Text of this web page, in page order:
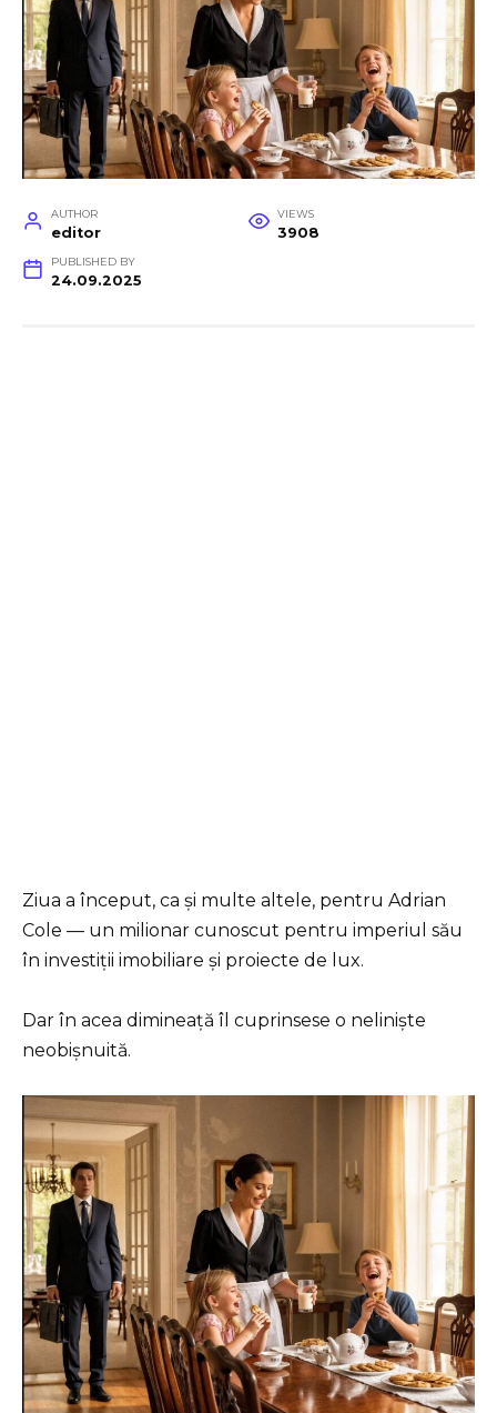
AUTHOR
editor
VIEWS
3908
PUBLISHED BY
24.09.2025
Ziua a început, ca și multe altele, pentru Adrian
Cole — un milionar cunoscut pentru imperiul său
în investiții imobiliare și proiecte de lux.
Dar în acea dimineață îl cuprinsese o neliniște
neobișnuită.